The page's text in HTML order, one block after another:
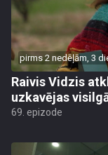
pirms 2 nedēļām, 3
Raivis Vidzis
uzkavējas
69. epizode